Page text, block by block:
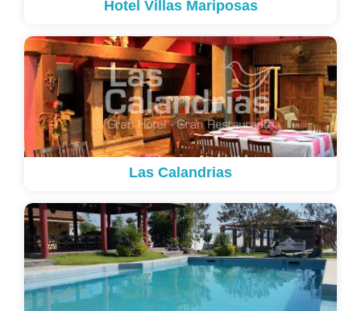
Hotel Villas Mariposas
Las Calandrias